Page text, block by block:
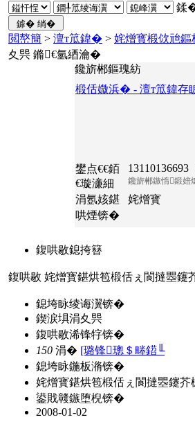
鍒
閲嶅簡 > 澶т笟鍏� > 姹熷寳椴佽兘
夊巺 鏅€氫綇瀹�
鑱旂郴鏂瑰紡
椴佸媺浜� - 澶т笟鍏存
鐢点€€銆
€璇濓細
13110136693
鑱旂郴鏃惰鍛婄
涓氬姟鍖
哄煙锛�
姹熷寳
鍑哄敭鎴挎簮
鍑哄敭 姹熷寳鍖烘笣椴佸ぇ閬撻瞾
鎴垮眿绫诲瀷锛�
鍥涙埧涓夊巺
鍑哄敭浠锋牸锛�
150 涓� [璐锋璁＄畻鍣╙
鎴垮眿鍦板潃锛�
姹熷寳鍖烘笣椴佸ぇ閬撻瞾鑳
鍙戝竷鏃堕棿锛�
2008-01-02